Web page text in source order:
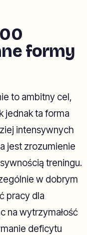
formy
to ambitny cel,
jednak ta forma
intensywnych
jest zrozumienie
treningu.
w dobrym
pracy dla
na wytrzymałość
deficytu